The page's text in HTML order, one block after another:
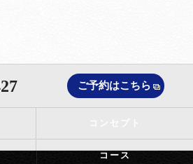
ご予約はこちら
コース